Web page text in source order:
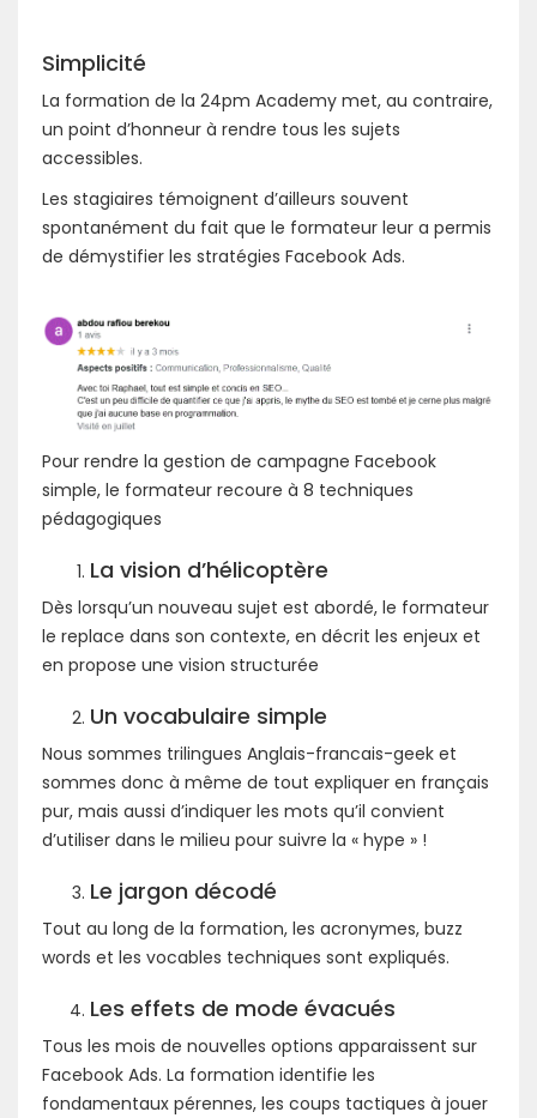
Simplicité
La formation de la 24pm Academy met, au contraire,
un point d’honneur à rendre tous les sujets
accessibles.
Les stagiaires témoignent d’ailleurs souvent
spontanément du fait que le formateur leur a permis
de démystifier les stratégies Facebook Ads.
Pour rendre la gestion de campagne Facebook
simple, le formateur recoure à 8 techniques
pédagogiques
La vision d’hélicoptère
Dès lorsqu’un nouveau sujet est abordé, le formateur
le replace dans son contexte, en décrit les enjeux et
en propose une vision structurée
Un vocabulaire simple
Nous sommes trilingues Anglais-francais-geek et
sommes donc à même de tout expliquer en français
pur, mais aussi d’indiquer les mots qu’il convient
d’utiliser dans le milieu pour suivre la « hype » !
Le jargon décodé
Tout au long de la formation, les acronymes, buzz
words et les vocables techniques sont expliqués.
Les effets de mode évacués
Tous les mois de nouvelles options apparaissent sur
Facebook Ads. La formation identifie les
fondamentaux pérennes, les coups tactiques à jouer